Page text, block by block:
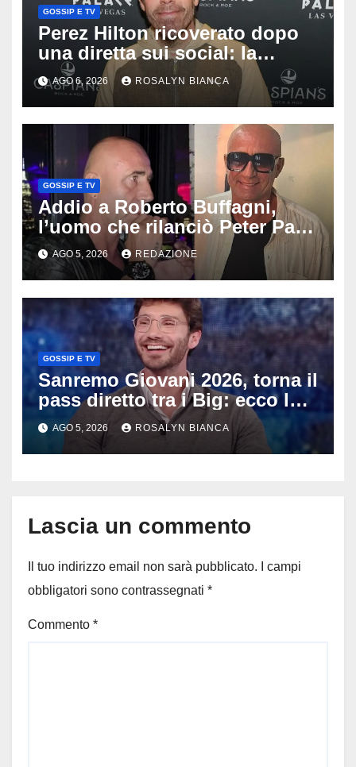
GOSSIP E TV
Perez Hilton ricoverato dopo
una diretta sui social: la
famiglia rompe il silenzio sulle
sue condizioni
AGO 6, 2026 ROSALYN BIANCA
GOSSIP E TV
Addio a Roberto Buffagni,
l’uomo che rilanciò Peter Pan
e Villa delle Rose: aveva 59
anni
AGO 5, 2026 REDAZIONE
GOSSIP E TV
Sanremo Giovani 2026, torna il
pass diretto tra i Big: ecco la
rivoluzione di Stefano De
Martino
AGO 5, 2026 ROSALYN BIANCA
Lascia un commento
Il tuo indirizzo email non sarà pubblicato.
I campi
obbligatori sono contrassegnati *
Commento *